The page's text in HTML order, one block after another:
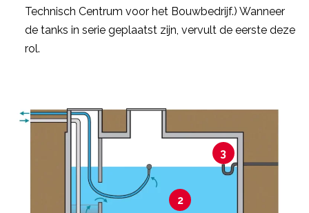
Technisch Centrum voor het Bouwbedrijf.) Wanneer
de tanks in serie geplaatst zijn, vervult de eerste deze
rol.
2
3